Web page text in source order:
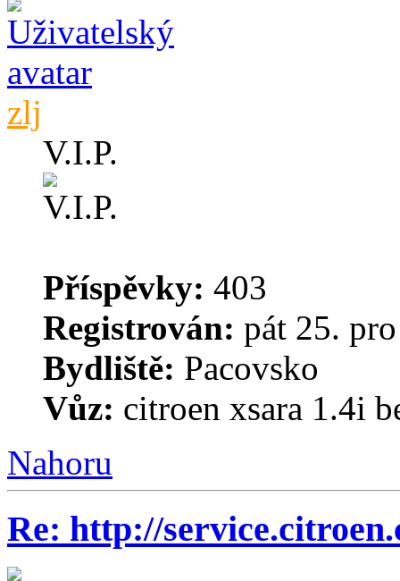
zlj
V.I.P.
Příspěvky: 403
Registrován: pát 25.
Bydliště: Pacovsko
Vůz: citroen xsara 1.4i
Nahoru
Re: http://